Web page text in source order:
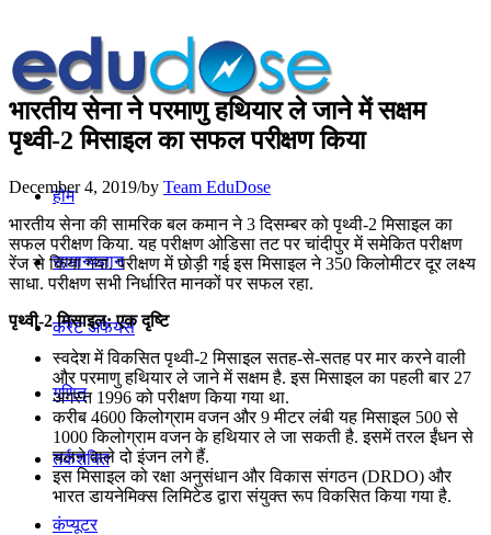
होम
सामान्यज्ञान
करेंट अफेयर्स
गणित
तर्कशक्ति
कंप्यूटर
भारतीय सेना ने परमाणु हथियार ले जाने में सक्षम
पृथ्वी-2 मिसाइल का सफल परीक्षण किया
December 4, 2019/by Team EduDose
भारतीय सेना की सामरिक बल कमान ने 3 दिसम्बर को पृथ्वी-2 मिसाइल का
सफल परीक्षण किया. यह परीक्षण ओडिसा तट पर चांदीपुर में समेकित परीक्षण
रेंज से किया गया. परीक्षण में छोड़ी गई इस मिसाइल ने 350 किलोमीटर दूर लक्ष्य
साधा. परीक्षण सभी निर्धारित मानकों पर सफल रहा.
पृथ्वी-2 मिसाइल: एक दृष्टि
स्वदेश में विकसित पृथ्वी-2 मिसाइल सतह-से-सतह पर मार करने वाली
और परमाणु हथियार ले जाने में सक्षम है. इस मिसाइल का पहली बार 27
अगस्त 1996 को परीक्षण किया गया था.
करीब 4600 किलोग्राम वजन और 9 मीटर लंबी यह मिसाइल 500 से
1000 किलोग्राम वजन के हथियार ले जा सकती है. इसमें तरल ईंधन से
चलने वाले दो इंजन लगे हैं.
इस मिसाइल को रक्षा अनुसंधान और विकास संगठन (DRDO) और
भारत डायनेमिक्स लिमिटेड द्वारा संयुक्त रूप विकसित किया गया है.